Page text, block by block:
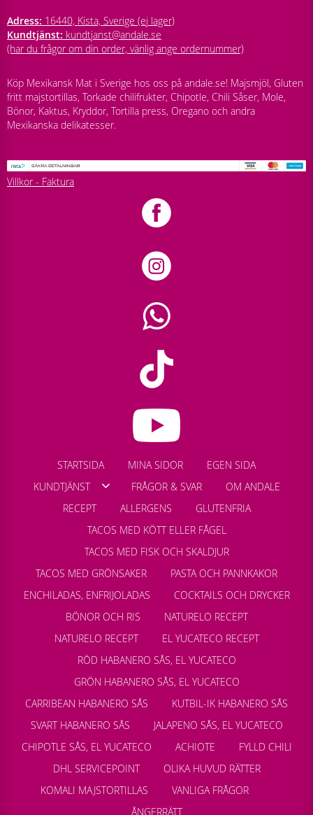
Adress: 16440, Kista, Sverige (ej lager)
Kundtjänst: kundtjanst@andale.se
(har du frågor om din order, vänlig ange ordernummer)
Köp Mexikansk Mat i Sverige hos oss på andale.se! Majsmjöl, Gluten
fritt majstortillas, Torkade chilifrukter, Chipotle, Chili Såser, Mole,
Bönor, Kaktus, Kryddor, Tortilla press, Oregano och andra
Mexikanska delikatesser.
Villkor - Faktura
STARTSIDA MINA SIDOR
EGEN SIDA
KUNDTJÄNST
FRÅGOR & SVAR
OM ANDALE
RECEPT
ALLERGENS
GLUTENFRIA
TACOS MED KÖTT ELLER FÅGEL
TACOS MED FISK OCH SKALDJUR
TACOS MED GRÖNSAKER
PASTA OCH PANNKAKOR
ENCHILADAS, ENFRIJOLADAS
COCKTAILS OCH DRYCKER
BÖNOR OCH RIS
NATURELO RECEPT
NATURELO RECEPT
EL YUCATECO RECEPT
RÖD HABANERO SÅS, EL YUCATECO
GRÖN HABANERO SÅS, EL YUCATECO
CARRIBEAN HABANERO SÅS
KUTBIL-IK HABANERO SÅS
SVART HABANERO SÅS
JALAPENO SÅS, EL YUCATECO
CHIPOTLE SÅS, EL YUCATECO
ACHIOTE
FYLLD CHILI
DHL SERVICEPOINT
OLIKA HUVUD RÄTTER
KOMALI MAJSTORTILLAS
VANLIGA FRÅGOR
ÅNGERRÄTT